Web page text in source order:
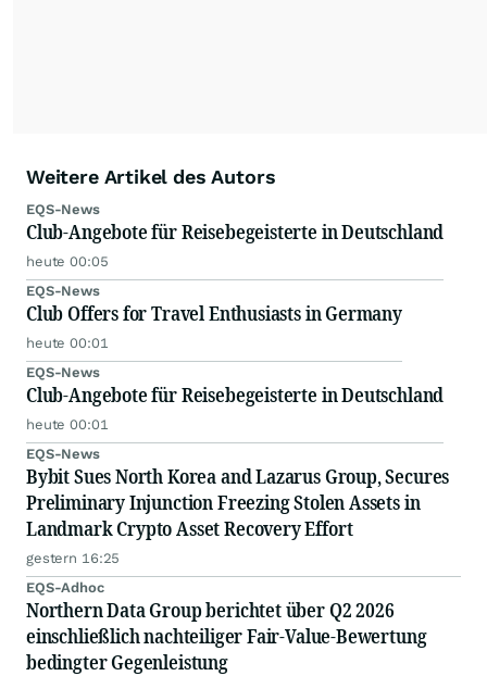
Weitere Artikel des Autors
EQS-News
Club-Angebote für Reisebegeisterte in Deutschland
heute 00:05
EQS-News
Club Offers for Travel Enthusiasts in Germany
heute 00:01
EQS-News
Club-Angebote für Reisebegeisterte in Deutschland
heute 00:01
EQS-News
Bybit Sues North Korea and Lazarus Group, Secures
Preliminary Injunction Freezing Stolen Assets in
Landmark Crypto Asset Recovery Effort
gestern 16:25
EQS-Adhoc
Northern Data Group berichtet über Q2 2026
einschließlich nachteiliger Fair-Value-Bewertung
bedingter Gegenleistung